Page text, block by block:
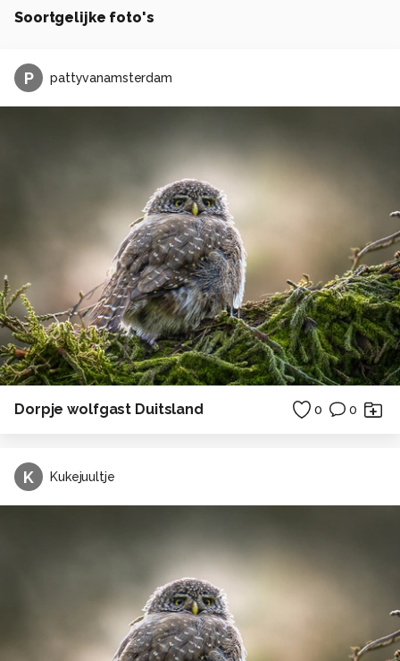
Soortgelijke foto's
P pattyvanamsterdam
Dorpje wolfgast Duitsland 0 0
K Kukejuultje